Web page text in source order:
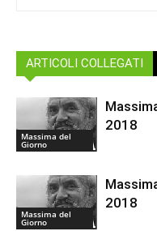
ARTICOLI COLLEGATI
Massima del
Giorno
2018
Massima del
Giorno
2018